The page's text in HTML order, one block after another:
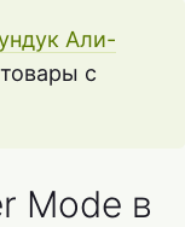
Али-
с
Mode в